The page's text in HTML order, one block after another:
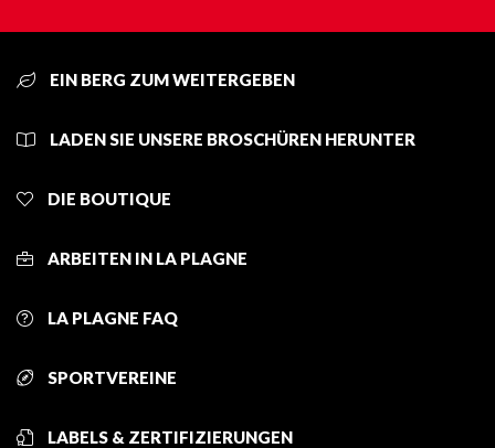
EIN BERG ZUM WEITERGEBEN
LADEN SIE UNSERE BROSCHÜREN HERUNTER
DIE BOUTIQUE
ARBEITEN IN LA PLAGNE
LA PLAGNE FAQ
SPORTVEREINE
LABELS & ZERTIFIZIERUNGEN